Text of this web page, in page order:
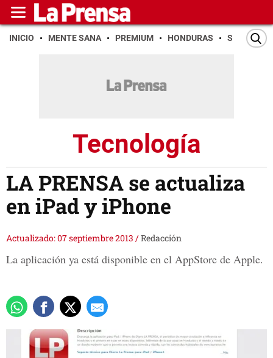
INICIO MENTE SANA PREMIUM HONDURAS SAN PEDRO
Tecnología
LA PRENSA se actualiza
en iPad y iPhone
Actualizado: 07 septiembre 2013 /Redacción
La aplicación ya está disponible en el AppStore de Apple.